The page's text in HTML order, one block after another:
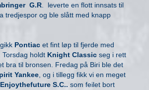
G.R. leverte en flott innsats til
tredjespor og ble slått med knapp
Pontiac et fint løp til fjerde med
Torsdag holdt Knight Classic seg i rett
bra til bronsen. Fredag på Biri ble det
Yankee, og i tillegg fikk vi en meget
Enjoythefuture S.C.. som feilet bort